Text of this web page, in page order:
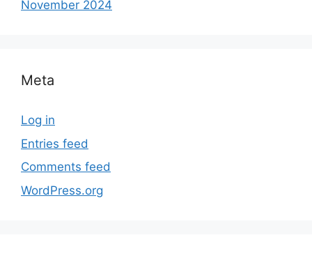
November 2024
Meta
Log in
Entries feed
Comments feed
WordPress.org